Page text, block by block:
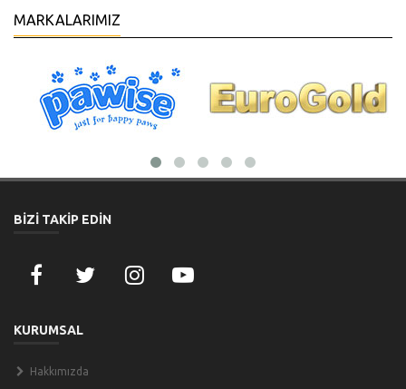
MARKALARIMIZ
BİZİ TAKİP EDİN
KURUMSAL
Hakkımızda